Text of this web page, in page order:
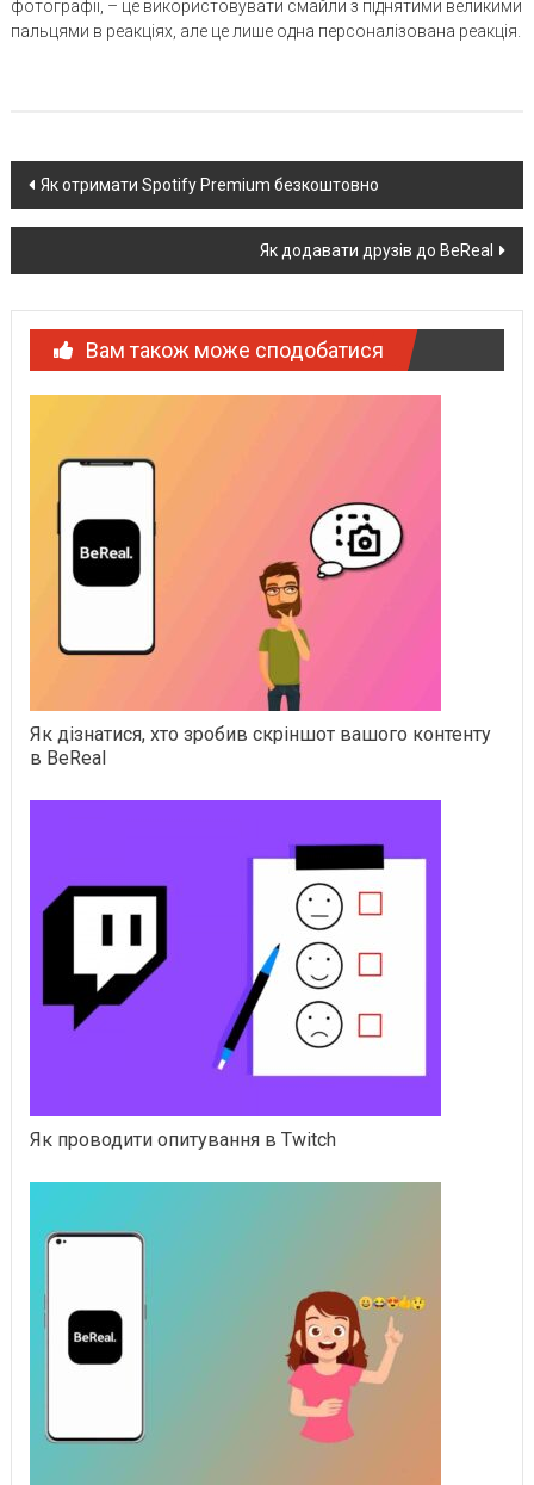
фотографії, – це використовувати смайли з піднятими великими
пальцями в реакціях, але це лише одна персоналізована реакція.
Post
navigation
Як отримати Spotify Premium безкоштовно
Як додавати друзів до BeReal
Вам також може сподобатися
Як дізнатися, хто зробив скріншот вашого контенту
в BeReal
Як проводити опитування в Twitch